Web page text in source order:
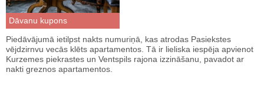
Dāvanu kupons
Piedāvājumā ietilpst nakts numuriņā, kas atrodas Pasiekstes
vējdzirnvu vecās klēts apartamentos. Tā ir lieliska iespēja apvienot
Kurzemes piekrastes un Ventspils rajona izzināšanu, pavadot ar
nakti greznos apartamentos.